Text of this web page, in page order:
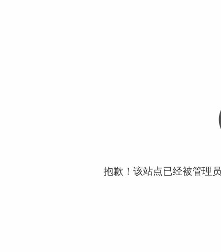
抱歉！该站点已经被管理